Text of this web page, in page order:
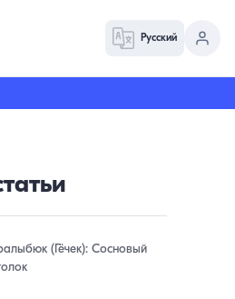
Русский
(Гёчек): Сосновый